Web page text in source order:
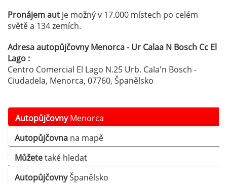
Pronájem aut je možný v 17.000 místech po celém
světě a 134 zemích.
Adresa autopůjčovny Menorca - Ur Calaa N Bosch Cc El
Lago :
Centro Comercial El Lago N.25 Urb. Cala'n Bosch -
Ciudadela, Menorca, 07760, Španělsko
AutopůjčovnyMenorca
Autopůjčovna na mapě
Můžetetaké hledat
AutopůjčovnyŠpanělsko